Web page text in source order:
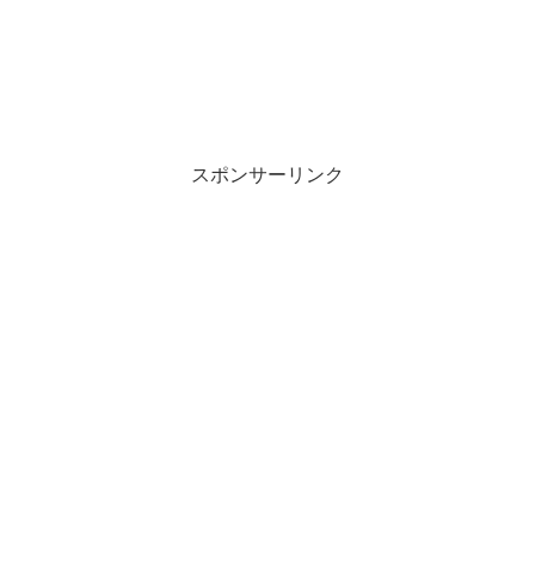
スポンサーリンク